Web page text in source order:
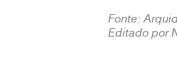
Fonte:
Editado por